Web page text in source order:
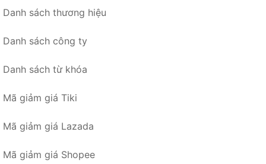
Danh sách thương hiệu
Danh sách công ty
Danh sách từ khóa
Mã giảm giá Tiki
Mã giảm giá Lazada
Mã giảm giá Shopee